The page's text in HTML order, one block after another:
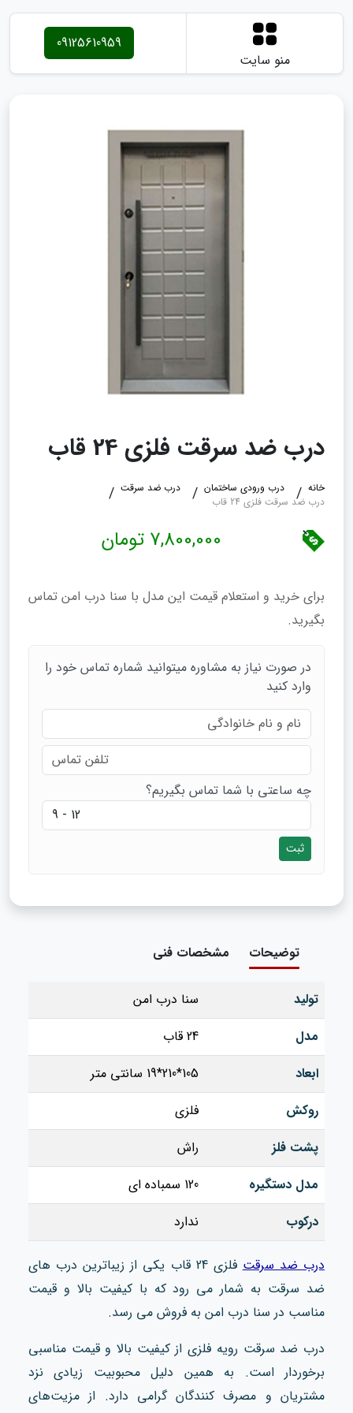
منو سایت
09125610959
درب ضد سرقت فلزی 24 قاب
خانه درب ورودی ساختمان
درب ضد سرقت
درب ضد سرقت فلزی 24 قاب
7,800,000 تومان
برای خرید و استعلام قیمت این مدل با سنا درب امن تماس
بگیرید.
در صورت نیاز به مشاوره میتوانید شماره تماس خود را
وارد کنید
چه ساعتی با شما تماس بگیریم؟
ثبت
توضیحات مشخصات فنی
تولید
سنا درب امن
مدل
24 قاب
ابعاد
105*210*19 سانتی متر
روکش
فلزی
پشت فلز
راش
مدل دستگیره
120 سمباده ای
درکوب
ندارد
درب ضد سرقت
فلزی 24 قاب یکی از زیباترین درب‌ های
ضد سرقت به شمار می‌ رود که با کیفیت بالا و قیمت
مناسب در سنا درب امن به فروش می‌ رسد.
درب ضد سرقت رویه فلزی از کیفیت بالا و قیمت مناسبی
برخوردار است. به همین دلیل محبوبیت زیادی نزد
مشتریان و مصرف کنندگان گرامی دارد. از مزیت‌های